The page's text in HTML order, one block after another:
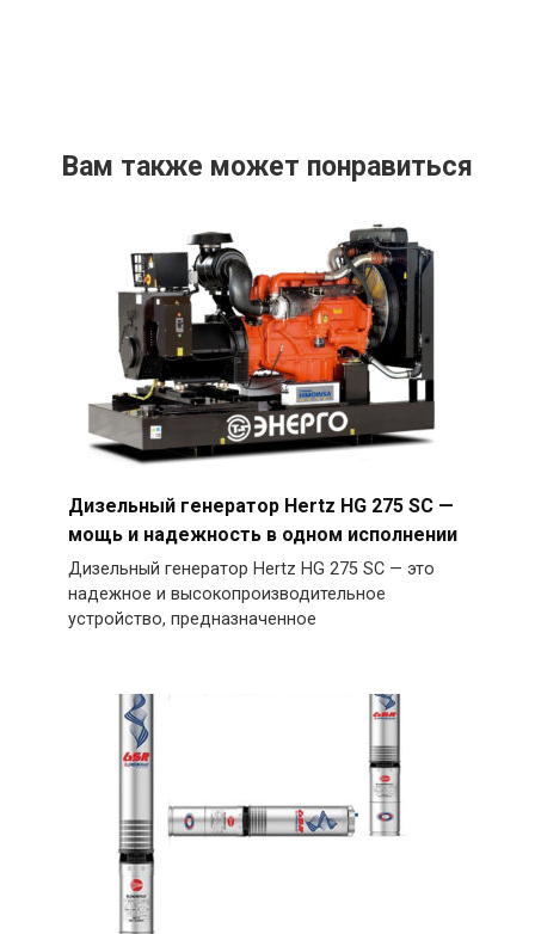
Вам также может понравиться
Дизельный генератор Hertz HG 275 SC —
мощь и надежность в одном исполнении
Дизельный генератор Hertz HG 275 SC — это
надежное и высокопроизводительное
устройство, предназначенное